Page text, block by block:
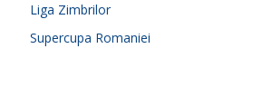
Liga Zimbrilor
Supercupa Romaniei